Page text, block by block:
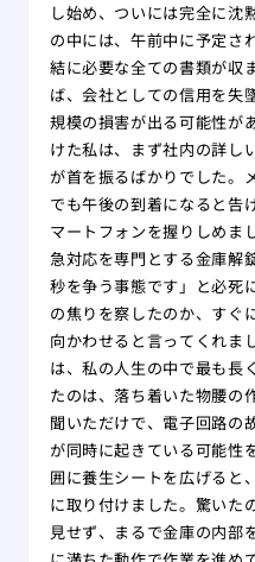
し始め、ついには完全に沈
の中には、午前中に予定さ
結に必要な全ての書類が収
ば、会社としての信用を失
規模の損害が出る可能性が
けた私は、まず社内の詳し
が首を振るばかりでした。
でも午後の到着になると告
マートフォンを握りしめま
急対応を専門とする金庫解
秒を争う事態です」と必死
の焦りを察したのか、すぐ
向かわせると言ってくれま
は、私の人生の中で最も長
たのは、落ち着いた物腰の
聞いただけで、電子回路の
が同時に起きている可能性
囲に養生シートを広げると
に取り付けました。驚いた
見せず、まるで金庫の内部